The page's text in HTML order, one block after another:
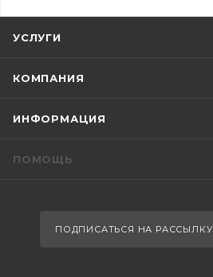
УСЛУГИ
КОМПАНИЯ
ИНФОРМАЦИЯ
ПОМОЩЬ
ПОДПИСАТЬСЯ НА РАССЫЛКУ